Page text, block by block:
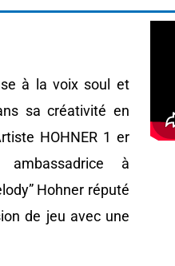
à la voix soul et
sa créativité en
HOHNER 1 er
ambassadrice à
Hohner réputé
de jeu avec une